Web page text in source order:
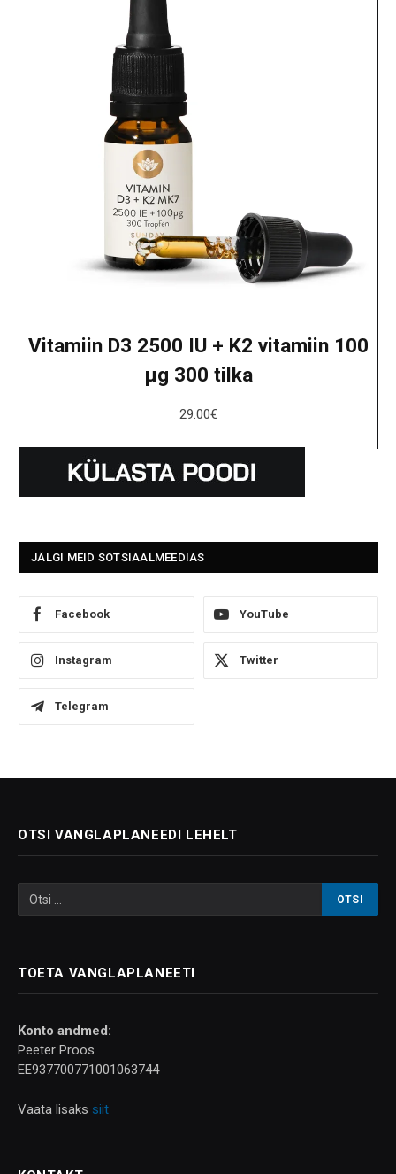
Vitamiin D3 2500 IU + K2 vitamiin 100
μg 300 tilka
29.00€
JÄLGI MEID SOTSIAALMEEDIAS
Facebook YouTube
Instagram Twitter
Telegram
OTSI VANGLAPLANEEDI LEHELT
TOETA VANGLAPLANEETI
Konto andmed:
Peeter Proos
EE937700771001063744
Vaata lisaks siit